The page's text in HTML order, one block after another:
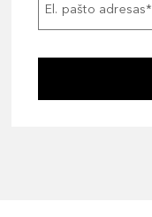
El. pašto adresas*